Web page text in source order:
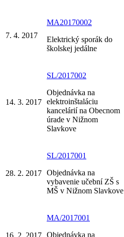
7. 4. 2017
MA20170002
Elektrický sporák do
školskej jedálne
14. 3. 2017
SL/2017002
Objednávka na
elektroinštaláciu
kancelárií na Obecnom
úrade v Nižnom
Slavkove
28. 2. 2017
SL/2017001
Objednávka na
vybavenie učební ZŠ s
MŠ v Nižnom Slavkove
16. 2. 2017
MA/2017001
Objednávka na